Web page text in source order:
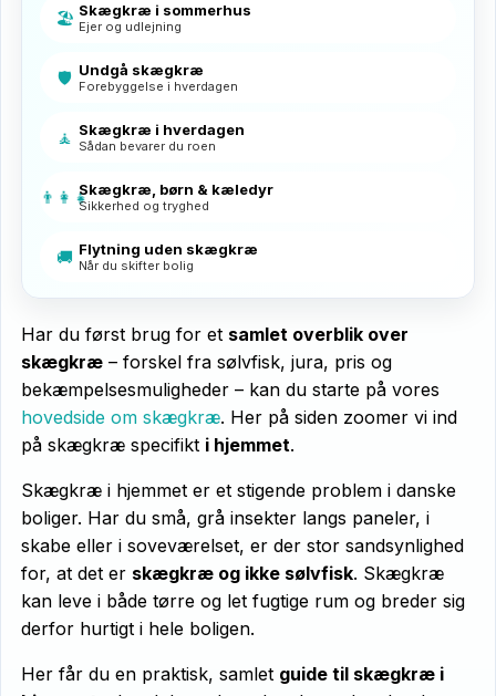
🏖️ Skægkræ i sommerhus
Ejer og udlejning
🛡️ Undgå skægkræ
Forebyggelse i hverdagen
🧘 Skægkræ i hverdagen
Sådan bevarer du roen
👨‍👩‍👧Skægkræ, børn & kæledyr
Sikkerhed og tryghed
🚚 Flytning uden skægkræ
Når du skifter bolig
Har du først brug for et samlet overblik over
skægkræ – forskel fra sølvfisk, jura, pris og
bekæmpelsesmuligheder – kan du starte på vores
hovedside om skægkræ. Her på siden zoomer vi ind
på skægkræ specifikt i hjemmet.
Skægkræ i hjemmet er et stigende problem i danske
boliger. Har du små, grå insekter langs paneler, i
skabe eller i soveværelset, er der stor sandsynlighed
for, at det er skægkræ og ikke sølvfisk. Skægkræ
kan leve i både tørre og let fugtige rum og breder sig
derfor hurtigt i hele boligen.
Her får du en praktisk, samlet guide til skægkræ i